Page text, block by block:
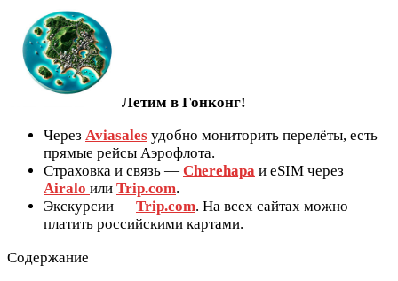
Летим в Гонконг!
Через Aviasales удобно мониторить перелёты, есть
прямые рейсы Аэрофлота.
Страховка и связь — Cherehapa и eSIM через
Airalo или Trip.com.
Экскурсии — Trip.com. На всех сайтах можно
платить российскими картами.
Содержание